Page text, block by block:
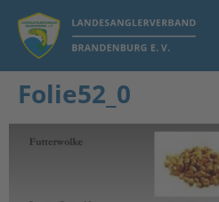
Folie52_0